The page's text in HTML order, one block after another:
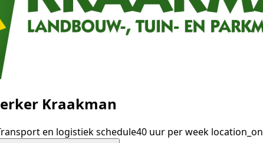
Kraakman
en logistiekschedule40 uur per week location_on